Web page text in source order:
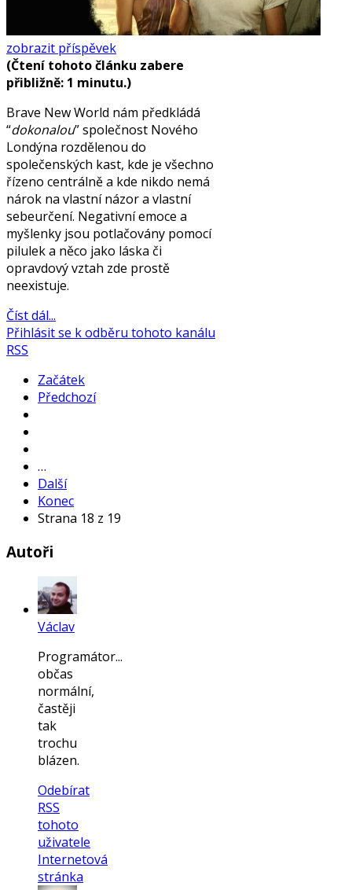
zobrazit příspěvek
(Čtení tohoto článku zabere
přibližně: 1 minutu.)
Brave New World nám předkládá
“dokonalou” společnost Nového
Londýna rozdělenou do
společenských kast, kde je všechno
řízeno centrálně a kde nikdo nemá
nárok na vlastní názor a vlastní
sebeurčení. Negativní emoce a
myšlenky jsou potlačovány pomocí
pilulek a něco jako láska či
opravdový vztah zde prostě
neexistuje.
Číst dál...
Přihlásit se k odběru tohoto kanálu
RSS
Začátek
Předchozí
…
Další
Konec
Strana 18 z 19
Autoři
Václav
Programátor...
občas
normální,
častěji
tak
trochu
blázen.
Odebírat
RSS
tohoto
uživatele
Internetová
stránka